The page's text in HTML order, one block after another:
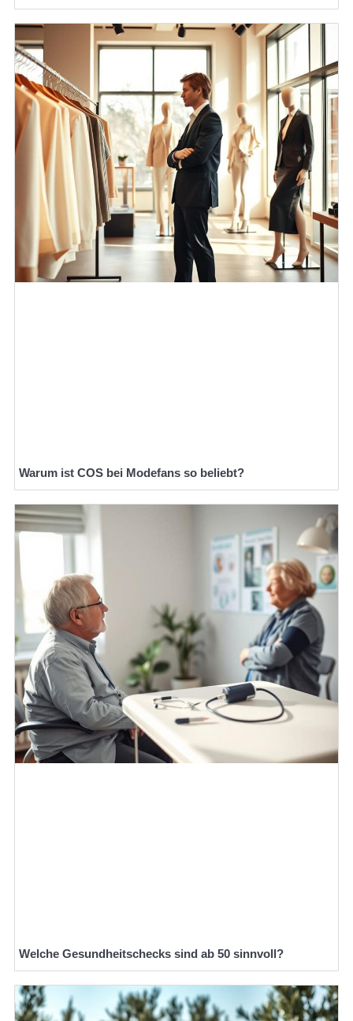
Warum ist COS bei Modefans so beliebt?
Welche Gesundheitschecks sind ab 50 sinnvoll?